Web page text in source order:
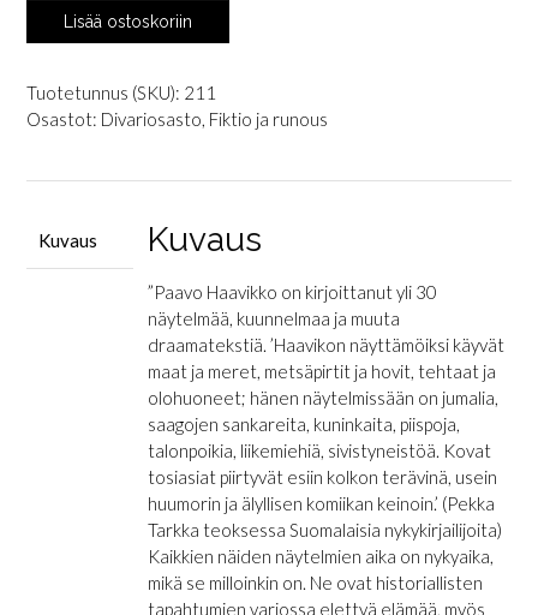
Haavikko,
Paavo:
-
12
Lisää ostoskoriin
Tuotetunnus (SKU): 211
Osastot: Divariosasto, Fiktio ja runous
Kuvaus Kuvaus
”Paavo Haavikko on kirjoittanut yli 30
näytelmää, kuunnelmaa ja muuta
draamatekstiä. ’Haavikon näyttämöiksi käyvät
maat ja meret, metsäpirtit ja hovit, tehtaat ja
olohuoneet; hänen näytelmissään on jumalia,
saagojen sankareita, kuninkaita, piispoja,
talonpoikia, liikemiehiä, sivistyneistöä. Kovat
tosiasiat piirtyvät esiin kolkon terävinä, usein
huumorin ja älyllisen komiikan keinoin.’ (Pekka
Tarkka teoksessa Suomalaisia nykykirjailijoita)
Kaikkien näiden näytelmien aika on nykyaika,
mikä se milloinkin on. Ne ovat historiallisten
tapahtumien varjossa elettyä elämää, myös